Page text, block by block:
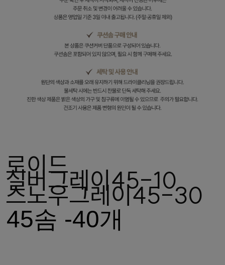
로이드
실버그레이45-10
스노우그레이45-30
45솜 -40개